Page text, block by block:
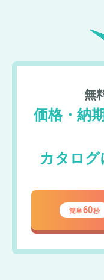
無
価格・納
カタロ
簡単60秒